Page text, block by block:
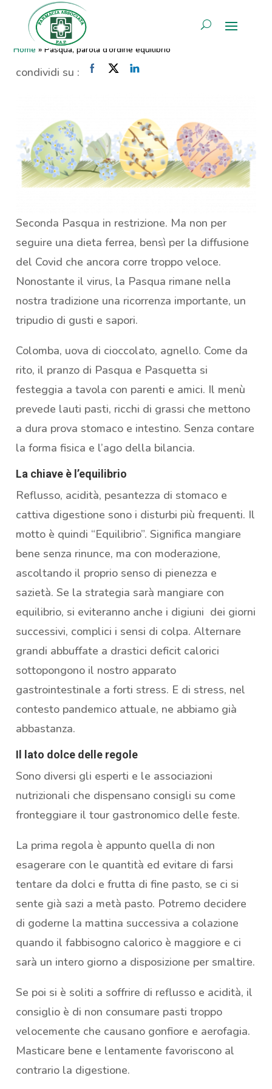
AREA RISERVATA
Pasqua, parola d’ordine
equilibrio
Home »Pasqua, parola d’ordine equilibrio
condividi su :
Seconda Pasqua in restrizione. Ma non per
seguire una dieta ferrea, bensì per la diffusione
del Covid che ancora corre troppo veloce.
Nonostante il virus, la Pasqua rimane nella
nostra tradizione una ricorrenza importante, un
tripudio di gusti e sapori.
Colomba, uova di cioccolato, agnello. Come da
rito, il pranzo di Pasqua e Pasquetta si
festeggia a tavola con parenti e amici. Il menù
prevede lauti pasti, ricchi di grassi che mettono
a dura prova stomaco e intestino. Senza contare
la forma fisica e l’ago della bilancia.
La chiave è l’equilibrio
Reflusso, acidità, pesantezza di stomaco e
cattiva digestione sono i disturbi più frequenti. Il
motto è quindi “Equilibrio”. Significa mangiare
bene senza rinunce, ma con moderazione,
ascoltando il proprio senso di pienezza e
sazietà. Se la strategia sarà mangiare con
equilibrio, si eviteranno anche i digiuni dei giorni
successivi, complici i sensi di colpa. Alternare
grandi abbuffate a drastici deficit calorici
sottopongono il nostro apparato
gastrointestinale a forti stress. E di stress, nel
contesto pandemico attuale, ne abbiamo già
abbastanza.
Il lato dolce delle regole
Sono diversi gli esperti e le associazioni
nutrizionali che dispensano consigli su come
fronteggiare il tour gastronomico delle feste.
La prima regola è appunto quella di non
esagerare con le quantità ed evitare di farsi
tentare da dolci e frutta di fine pasto, se ci si
sente già sazi a metà pasto. Potremo decidere
di goderne la mattina successiva a colazione
quando il fabbisogno calorico è maggiore e ci
sarà un intero giorno a disposizione per smaltire.
Se poi si è soliti a soffrire di reflusso e acidità, il
consiglio è di non consumare pasti troppo
velocemente che causano gonfiore e aerofagia.
Masticare bene e lentamente favoriscono al
contrario la digestione.